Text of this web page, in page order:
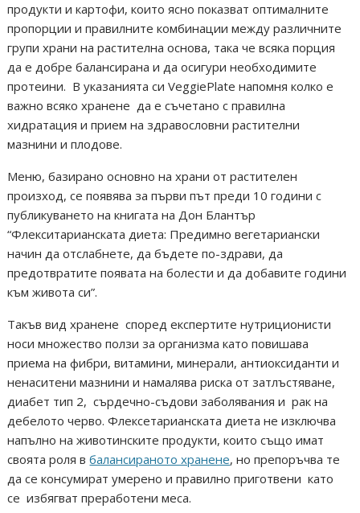
продукти и картофи, които ясно показват оптималните
пропорции и правилните комбинации между различните
групи храни на растителна основа, така че всяка порция
да е добре балансирана и да осигури необходимите
протеини. В указанията си VeggiePlate напомня колко е
важно всяко хранене да е съчетано с правилна
хидратация и прием на здравословни растителни
мазнини и плодове.
Меню, базирано основно на храни от растителен
произход, се появява за първи път преди 10 години с
публикуването на книгата на Дон Блантър
“Флекситарианската диета: Предимно вегетариански
начин да отслабнете, да бъдете по-здрави, да
предотвратите появата на болести и да добавите години
към живота си”.
Такъв вид хранене според експертите нутриционисти
носи множество ползи за организма като повишава
приема на фибри, витамини, минерали, антиоксиданти и
ненаситени мазнини и намалява риска от затлъстяване,
диабет тип 2, сърдечно-съдови заболявания и рак на
дебелото черво. Флексетарианската диета не изключва
напълно на животинските продукти, които също имат
своята роля вбалансираното хранене, но препоръчва те
да се консумират умерено и правилно приготвени като
се избягват преработени меса.